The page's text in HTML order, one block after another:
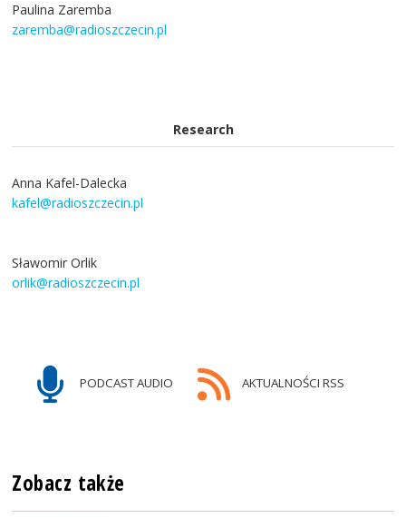
Paulina Zaremba
zaremba@radioszczecin.pl
Research
Anna Kafel-Dalecka
kafel@radioszczecin.pl
Sławomir Orlik
orlik@radioszczecin.pl
PODCAST AUDIO AKTUALNOŚCI RSS
Zobacz także